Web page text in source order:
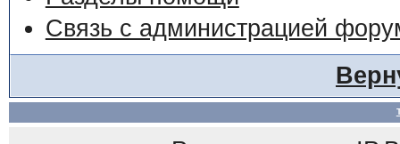
Связь с администрацией